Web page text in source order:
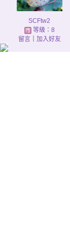
SCFtw2
等級：8
留言｜ 加入好友